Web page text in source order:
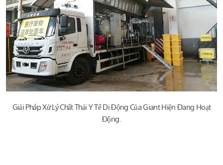
Giải Pháp Xử Lý Chất Thải Y Tế Di Động Của Giant Hiện Đang Hoạt
Động.